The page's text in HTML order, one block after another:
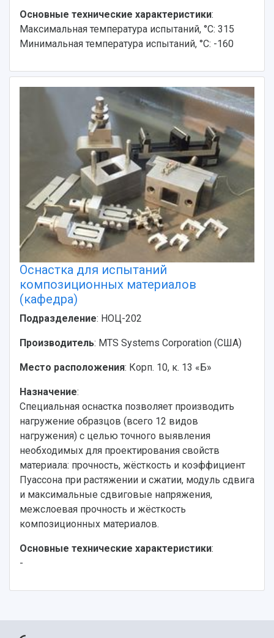
Основные технические характеристики:
Максимальная температура испытаний, °С: 315
Минимальная температура испытаний, °С: -160
Оснастка для испытаний
композиционных материалов
(кафедра)
Подразделение: НОЦ-202
Производитель: MTS Systems Corporation (США)
Место расположения: Корп. 10, к. 13 «Б»
Назначение:
Специальная оснастка позволяет производить
нагружение образцов (всего 12 видов
нагружения) с целью точного выявления
необходимых для проектирования свойств
материала: прочность, жёсткость и коэффициент
Пуассона при растяжении и сжатии, модуль сдвига
и максимальные сдвиговые напряжения,
межслоевая прочность и жёсткость
композиционных материалов.
Основные технические характеристики:
-